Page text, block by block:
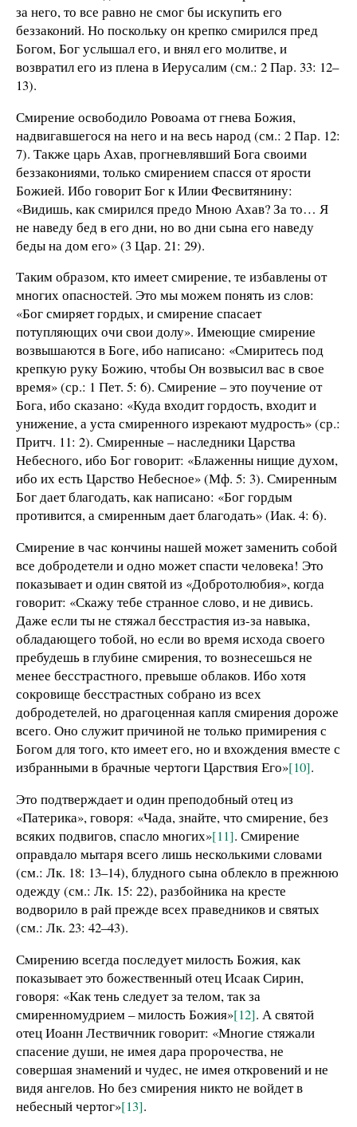
за него, то все равно не смог бы искупить его
беззаконий. Но поскольку он крепко смирился пред
Богом, Бог услышал его, и внял его молитве, и
возвратил его из плена в Иерусалим (см.: 2 Пар. 33: 12–
13).
Смирение освободило Ровоама от гнева Божия,
надвигавшегося на него и на весь народ (см.: 2 Пар. 12:
7). Также царь Ахав, прогневлявший Бога своими
беззакониями, только смирением спасся от ярости
Божией. Ибо говорит Бог к Илии Фесвитянину:
«Видишь, как смирился предо Мною Ахав? За то… Я
не наведу бед в его дни, но во дни сына его наведу
беды на дом его» (3 Цар. 21: 29).
Таким образом, кто имеет смирение, те избавлены от
многих опасностей. Это мы можем понять из слов:
«Бог смиряет гордых, и смирение спасает
потупляющих очи свои долу». Имеющие смирение
возвышаются в Боге, ибо написано: «Смиритесь под
крепкую руку Божию, чтобы Он возвысил вас в свое
время» (ср.: 1 Пет. 5: 6). Смирение – это поучение от
Бога, ибо сказано: «Куда входит гордость, входит и
унижение, а уста смиренного изрекают мудрость» (ср.:
Притч. 11: 2). Смиренные – наследники Царства
Небесного, ибо Бог говорит: «Блаженны нищие духом,
ибо их есть Царство Небесное» (Мф. 5: 3). Смиренным
Бог дает благодать, как написано: «Бог гордым
противится, а смиренным дает благодать» (Иак. 4: 6).
Смирение в час кончины нашей может заменить собой
все добродетели и одно может спасти человека! Это
показывает и один святой из «Добротолюбия», когда
говорит: «Скажу тебе странное слово, и не дивись.
Даже если ты не стяжал бесстрастия из-за навыка,
обладающего тобой, но если во время исхода своего
пребудешь в глубине смирения, то вознесешься не
менее бесстрастного, превыше облаков. Ибо хотя
сокровище бесстрастных собрано из всех
добродетелей, но драгоценная капля смирения дороже
всего. Оно служит причиной не только примирения с
Богом для того, кто имеет его, но и вхождения вместе с
избранными в брачные чертоги Царствия Его»[10].
Это подтверждает и один преподобный отец из
«Патерика», говоря: «Чада, знайте, что смирение, без
всяких подвигов, спасло многих»[11]. Смирение
оправдало мытаря всего лишь несколькими словами
(см.: Лк. 18: 13–14), блудного сына облекло в прежнюю
одежду (см.: Лк. 15: 22), разбойника на кресте
водворило в рай прежде всех праведников и святых
(см.: Лк. 23: 42–43).
Смирению всегда последует милость Божия, как
показывает это божественный отец Исаак Сирин,
говоря: «Как тень следует за телом, так за
смиренномудрием – милость Божия»[12]. А святой
отец Иоанн Лествичник говорит: «Многие стяжали
спасение души, не имея дара пророчества, не
совершая знамений и чудес, не имея откровений и не
видя ангелов. Но без смирения никто не войдет в
небесный чертог»[13].